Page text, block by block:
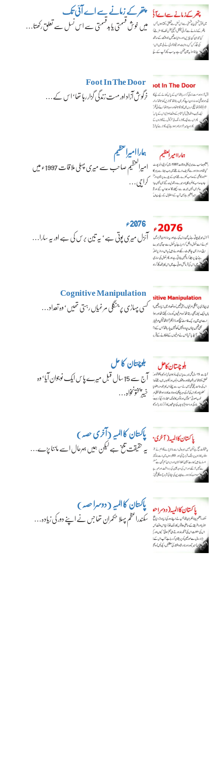
پتھر کے زمانے سے اے آئی تک
میں خوش قسمتی یا بدقسمتی سے اس نسل سے تعلق رکھتا…
Foot In The Door
خرگوش آزاد اور مست زندگی گزار رہا تھا‘ اس کے…
ہمارا امیرالعظیم
امیرالعظیم صاحب سے میری پہلی ملاقات 1997ء میں
کراچی…
2076ء
آئزل میری پوتی ہے‘ یہ تین برس کی ہے اور یہ سارا…
Cognitive Manipulation
کسی پہاڑی پر جنگلی مرغیاں رہتی تھیں‘ وہ تعداد…
بلوچستان کا حل
آج سے 15 سال قبل میرے پاس ایک نوجوان آیا‘ وہ
خیبرپختونخواہ…
پاکستان کا المیہ (آخری حصہ)
یہ حقیقت تلخ ہے لیکن ہمیں بہرحال اسے ماننا پڑے…
پاکستان کا المیہ (دوسرا حصہ)
سکندراعظم پہلا حکمران تھا جس نے اپنے دور کی زیادہ…